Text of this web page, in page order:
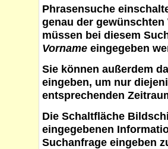
Phrasensuche
genau der
müssen bei diesem
Vorname eingegeben
Sie können außerdem
eingeben, um nur
entsprechenden
Die Schaltfläche
eingegebenen
Suchanfrage eingeben